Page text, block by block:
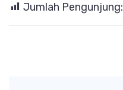
Jumlah Pengunjung: